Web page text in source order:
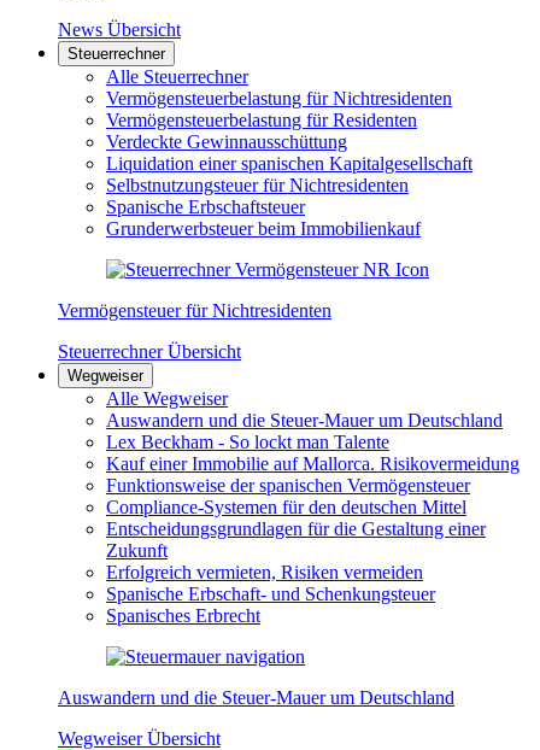
News Übersicht
Steuerrechner
Alle Steuerrechner
Vermögensteuerbelastung für Nichtresidenten
Vermögensteuerbelastung für Residenten
Verdeckte Gewinnausschüttung
Liquidation einer spanischen Kapitalgesellschaft
Selbstnutzungsteuer für Nichtresidenten
Spanische Erbschaftsteuer
Grunderwerbsteuer beim Immobilienkauf
Vermögensteuer für Nichtresidenten
Steuerrechner Übersicht
Wegweiser
Alle Wegweiser
Auswandern und die Steuer-Mauer um Deutschland
Lex Beckham - So lockt man Talente
Kauf einer Immobilie auf Mallorca. Risikovermeidung
Funktionsweise der spanischen Vermögensteuer
Compliance-Systemen für den deutschen Mittel
Entscheidungsgrundlagen für die Gestaltung einer
Zukunft
Erfolgreich vermieten, Risiken vermeiden
Spanische Erbschaft- und Schenkungsteuer
Spanisches Erbrecht
Auswandern und die Steuer-Mauer um Deutschland
Wegweiser Übersicht